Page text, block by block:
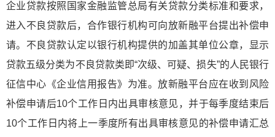
企业贷款按照国家金融监管总局有关贷款分类标准和要求，
进入不良贷款后，合作银行机构可向放新融平台提出补偿申
请。不良贷款认定以银行机构提供的加盖其单位公章，显示
贷款五级分类为不良贷款类即“次级、可疑、损失”的人民银行
征信中心《企业信用报告》为准。放新融平台应在收到风险
补偿申请后10个工作日内出具审核意见，并于每季度结束后
10个工作日内将上一季度所有出具审核意见的补偿申请汇总